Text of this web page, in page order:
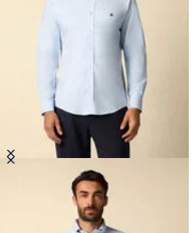
Camicia Oxford Regular Fit con
Collo Button Down